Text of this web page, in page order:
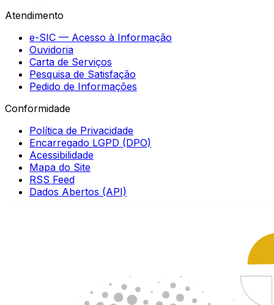
Atendimento
e-SIC — Acesso à Informação
Ouvidoria
Carta de Serviços
Pesquisa de Satisfação
Pedido de Informações
Conformidade
Política de Privacidade
Encarregado LGPD (DPO)
Acessibilidade
Mapa do Site
RSS Feed
Dados Abertos (API)